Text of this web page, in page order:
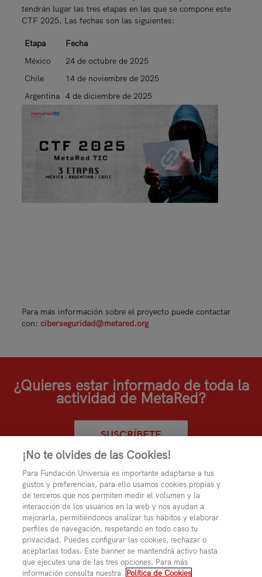
tendrán lugar las tres etapas en las que se compone este
CTF 2025. Las fechas son las siguientes:
Etapa
Fecha
México
24 de octubre de 2025
Chile
14 de noviembre de 2025
Argentina 4 de diciembre de 2025
Para más información sobre el proyecto puede contactar
con:ciberseguridad@metared.org
¿Quieres estar informado de toda la
actividad de MetaRed?
SUSCRÍBETE
¡No te olvides de las Cookies!
Para Fundación Universia es importante adaptarse a tus
gustos y preferencias, para ello usamos cookies propias y
de terceros que nos permiten medir el volumen y la
interacción de los usuarios en la web y nos ayudan a
mejorarla, permitiéndonos analizar tus hábitos y elaborar
perfiles de navegación, respetando en todo caso tu
privacidad. Puedes configurar las cookies, rechazar o
aceptarlas todas. Este banner se mantendrá activo hasta
que ejecutes una de las tres opciones. Para más
información consulta nuestra
Política de Cookies